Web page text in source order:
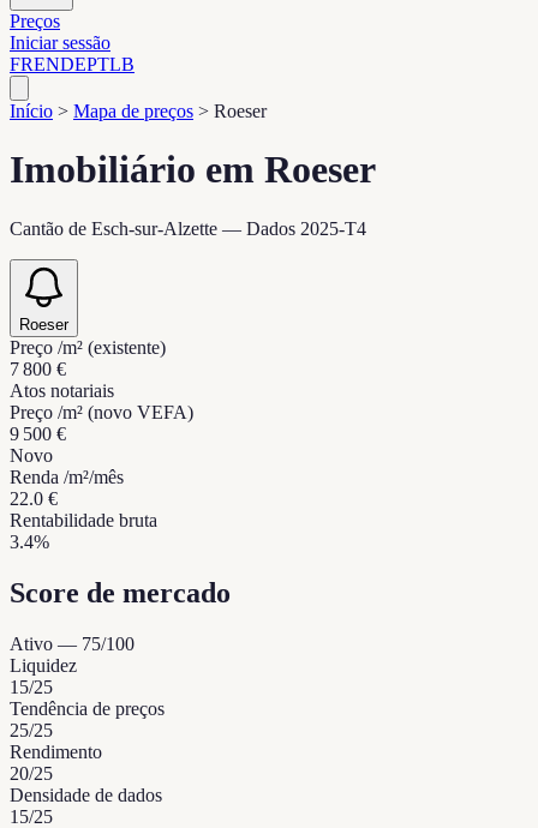
Preços
Iniciar sessão
FRENDEPTLB
Início > Mapa de preços > Roeser
Imobiliário em Roeser
Cantão de Esch-sur-Alzette — Dados 2025-T4
Roeser
Preço /m² (existente)
7 800 €
Atos notariais
Preço /m² (novo VEFA)
9 500 €
Novo
Renda /m²/mês
22.0 €
Rentabilidade bruta
3.4%
Score de mercado
Ativo — 75/100
Liquidez
15/25
Tendência de preços
25/25
Rendimento
20/25
Densidade de dados
15/25